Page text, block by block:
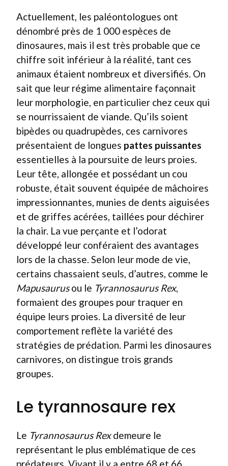
Actuellement, les paléontologues ont
dénombré près de 1 000 espèces de
dinosaures, mais il est très probable que ce
chiffre soit inférieur à la réalité, tant ces
animaux étaient nombreux et diversifiés. On
sait que leur régime alimentaire façonnait
leur morphologie, en particulier chez ceux qui
se nourrissaient de viande. Qu’ils soient
bipèdes ou quadrupèdes, ces carnivores
présentaient de longues pattes puissantes
essentielles à la poursuite de leurs proies.
Leur tête, allongée et possédant un cou
robuste, était souvent équipée de mâchoires
impressionnantes, munies de dents aiguisées
et de griffes acérées, taillées pour déchirer
la chair. La vue perçante et l’odorat
développé leur conféraient des avantages
lors de la chasse. Selon leur mode de vie,
certains chassaient seuls, d’autres, comme le
Mapusaurusou le Tyrannosaurus Rex,
formaient des groupes pour traquer en
équipe leurs proies. La diversité de leur
comportement reflète la variété des
stratégies de prédation. Parmi les dinosaures
carnivores, on distingue trois grands
groupes.
Le tyrannosaure rex
Le Tyrannosaurus Rexdemeure le
représentant le plus emblématique de ces
prédateurs. Vivant il y a entre 68 et 66